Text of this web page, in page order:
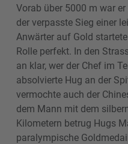
Vorab über 5000 m war
der verpasste Sieg einer
Anwärter auf Gold
Rolle perfekt. In den
an klar, wer der Chef im
absolvierte Hug an der
vermochte auch der
dem Mann mit dem
Kilometern betrug Hugs
paralympische